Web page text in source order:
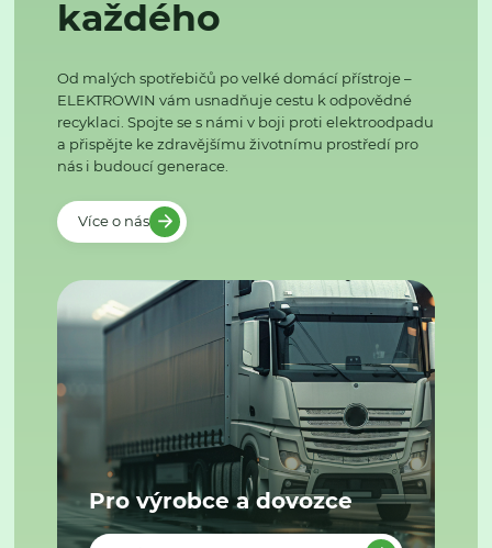
každého
Od malých spotřebičů po velké domácí přístroje –
ELEKTROWIN vám usnadňuje cestu k odpovědné
recyklaci. Spojte se s námi v boji proti elektroodpadu
a přispějte ke zdravějšímu životnímu prostředí pro
nás i budoucí generace.
Více o nás
Pro výrobce a dovozce